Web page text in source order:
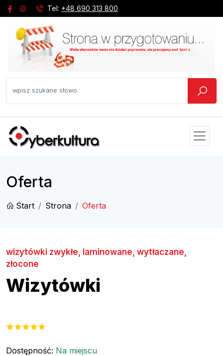
Tel: +48 690 313 800
Oferta
Start Strona Oferta
wizytówki zwykłe, laminowane, wytłaczane,
złocone
Wizytówki
Dostępność: Na miejscu